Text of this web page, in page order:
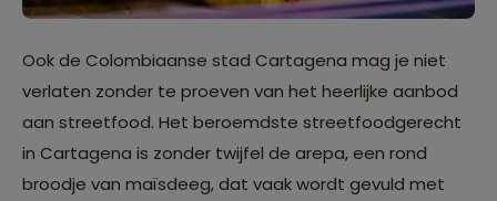
Ook de Colombiaanse stad Cartagena mag je niet
verlaten zonder te proeven van het heerlijke aanbod
aan streetfood. Het beroemdste streetfoodgerecht
in Cartagena is zonder twijfel de arepa, een rond
broodje van maïsdeeg, dat vaak wordt gevuld met